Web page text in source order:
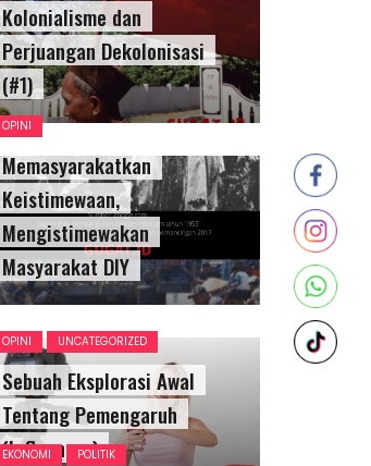
Kolonialisme dan
Perjuangan Dekolonisasi
(#1)
OPINI
Memasyarakatkan
Keistimewaan,
Mengistimewakan
Masyarakat DIY
OPINI UNCATEGORIZED
Sebuah Eksplorasi Awal
Tentang Pemengaruh
(Influencer)
EKONOMI POLITIK